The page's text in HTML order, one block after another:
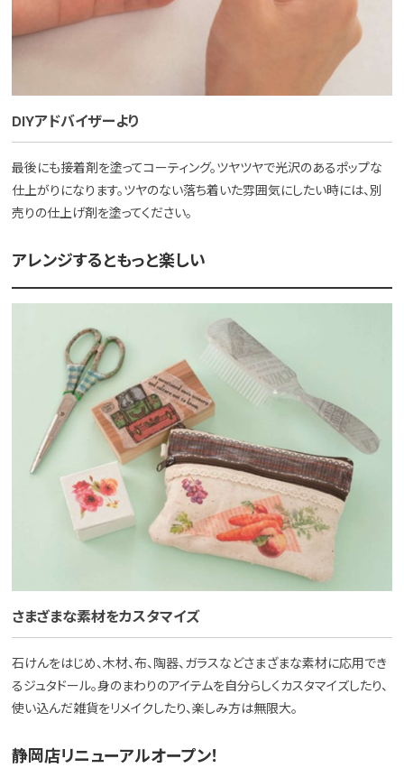
DIYアドバイザーより
最後にも接着剤を塗ってコーティング。ツヤツヤで光沢のあるポップな
仕上がりになります。ツヤのない落ち着いた雰囲気にしたい時には、別
売りの仕上げ剤を塗ってください。
アレンジするともっと楽しい
さまざまな素材をカスタマイズ
石けんをはじめ、木材、布、陶器、ガラスなどさまざまな素材に応用でき
るジュタドール。身のまわりのアイテムを自分らしくカスタマイズしたり、
使い込んだ雑貨をリメイクしたり、楽しみ方は無限大。
静岡店リニューアルオープン！